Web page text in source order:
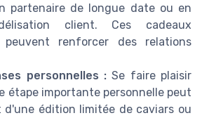
partenaire de longue date ou en
client. Ces cadeaux
peuvent renforcer des relations
personnelles : Se faire plaisir
étape importante personnelle peut
édition limitée de caviars ou